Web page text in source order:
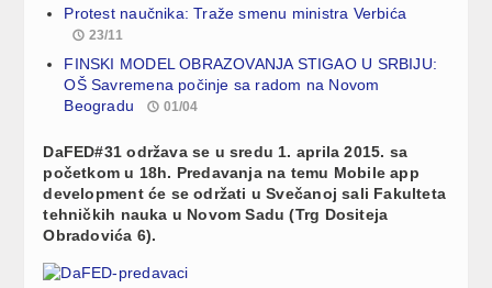
Protest naučnika: Traže smenu ministra Verbića
23/11
FINSKI MODEL OBRAZOVANJA STIGAO U SRBIJU:
OŠ Savremena počinje sa radom na Novom
Beogradu
01/04
DaFED#31 održava se u sredu 1. aprila 2015. sa
početkom u 18h. Predavanja na temu Mobile app
development će se održati u Svečanoj sali Fakulteta
tehničkih nauka u Novom Sadu (Trg Dositeja
Obradovića 6).